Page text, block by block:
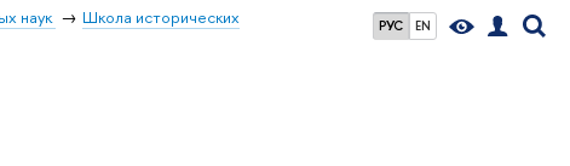
РУС EN
наук
Школа исторических